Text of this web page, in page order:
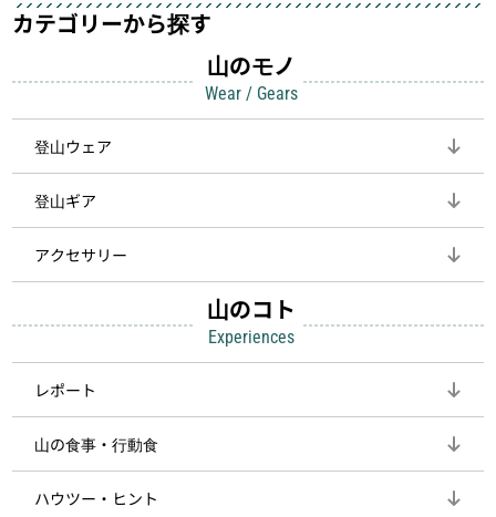
カテゴリーから探す
山のモノ
Wear / Gears
登山ウェア
登山ギア
アクセサリー
山のコト
Experiences
レポート
山の食事・行動食
ハウツー・ヒント